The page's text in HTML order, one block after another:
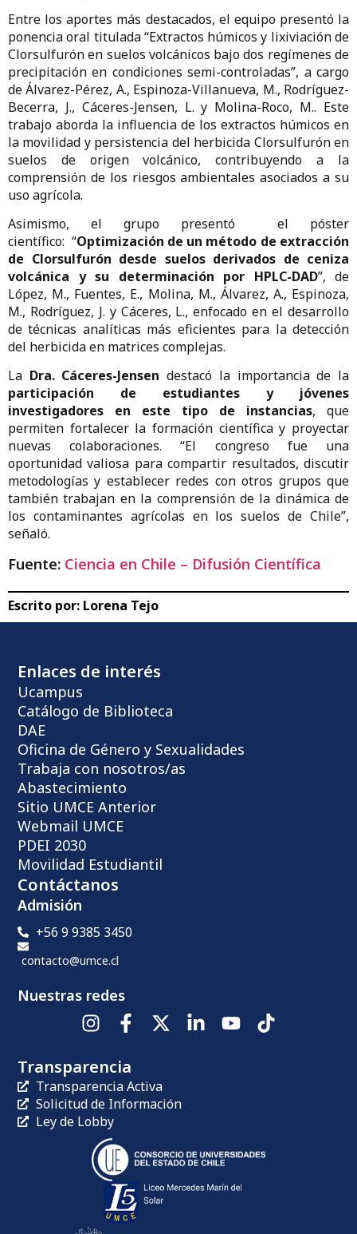
Entre los aportes más destacados, el equipo presentó la
ponencia oral titulada “Extractos húmicos y lixiviación de
Clorsulfurón en suelos volcánicos bajo dos regímenes de
precipitación en condiciones semi-controladas”, a cargo
de Álvarez-Pérez, A., Espinoza-Villanueva, M., Rodríguez-
Becerra, J., Cáceres-Jensen, L. y Molina-Roco, M.. Este
trabajo aborda la influencia de los extractos húmicos en
la movilidad y persistencia del herbicida Clorsulfurón en
suelos de origen volcánico, contribuyendo a la
comprensión de los riesgos ambientales asociados a su
uso agrícola.
Asimismo, el grupo presentó el póster
científico: “Optimización de un método de extracción
de Clorsulfurón desde suelos derivados de ceniza
volcánica y su determinación por HPLC-DAD”, de
López, M., Fuentes, E., Molina, M., Álvarez, A., Espinoza,
M., Rodríguez, J. y Cáceres, L., enfocado en el desarrollo
de técnicas analíticas más eficientes para la detección
del herbicida en matrices complejas.
La Dra. Cáceres-Jensen destacó la importancia de la
participación de estudiantes y jóvenes
investigadores en este tipo de instancias, que
permiten fortalecer la formación científica y proyectar
nuevas colaboraciones. “El congreso fue una
oportunidad valiosa para compartir resultados, discutir
metodologías y establecer redes con otros grupos que
también trabajan en la comprensión de la dinámica de
los contaminantes agrícolas en los suelos de Chile”,
señaló.
Fuente: Ciencia en Chile – Difusión Científica
Escrito por: Lorena Tejo
Enlaces de interés
Ucampus
Catálogo de Biblioteca
DAE
Oficina de Género y Sexualidades
Trabaja con nosotros/as
Abastecimiento
Sitio UMCE Anterior
Webmail UMCE
PDEI 2030
Movilidad Estudiantil
Contáctanos
Admisión
+56 9 9385 3450
contacto@umce.cl
Nuestras redes
Transparencia
Transparencia Activa
Solicitud de Información
Ley de Lobby